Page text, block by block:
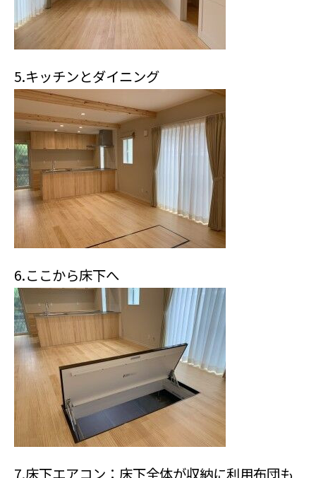
5.キッチンとダイニング
6.ここから床下へ
7.床下エアコン：床下全体が収納に利用布団も